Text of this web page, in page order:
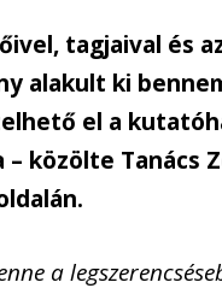
tagjaival és
alakult ki
el a
közölte Tanács
a